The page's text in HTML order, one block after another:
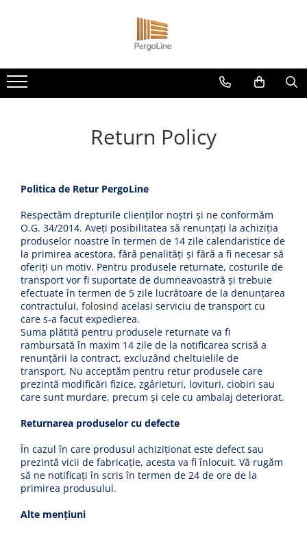
Kit PergoLino orizontal
PergoLino Vertical
Impregnanti pentru lemn
Spatii exterioare
Decoratiuni ''Tree of life"
Decoratiuni Florale
Grill & firepit
Numar casa
Panouri porti si garduri
Terasa cadru container
Glisiere / feronerii
Feroneriile PergoLino®
Glisiere din aluminiu
Glisiere compozit HDPE
Accesorii
Return Policy
Politica de Retur PergoLine
Respectăm drepturile clienților noștri și ne conformăm
O.G. 34/2014. Aveți posibilitatea să renunțați la achiziția
produselor noastre în termen de 14 zile calendaristice de
la primirea acestora, fără penalități și fără a fi necesar să
oferiți un motiv. Pentru produsele returnate, costurile de
transport vor fi suportate de dumneavoastră și trebuie
efectuate în termen de 5 zile lucrătoare de la denunțarea
contractului, folosind acelasi serviciu de transport cu
care s-a facut expedierea.
Suma plătită pentru produsele returnate va fi
rambursată în maxim 14 zile de la notificarea scrisă a
renunțării la contract, excluzând cheltuielile de
transport. Nu acceptăm pentru retur produsele care
prezintă modificări fizice, zgârieturi, lovituri, ciobiri sau
care sunt murdare, precum și cele cu ambalaj deteriorat.
Returnarea produselor cu defecte
În cazul în care produsul achiziționat este defect sau
prezintă vicii de fabricație, acesta va fi înlocuit. Vă rugăm
să ne notificați în scris în termen de 24 de ore de la
primirea produsului.
Alte mențiuni